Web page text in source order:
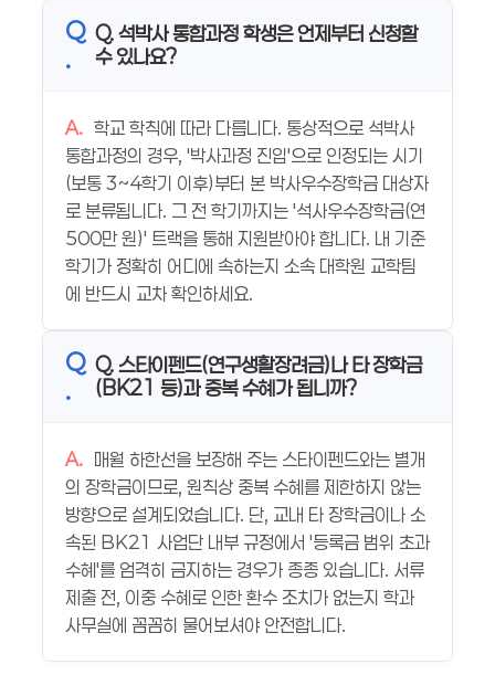
Q. 석박사 통합과정 학생은 언제부터 신청할
수 있나요?
학교 학칙에 따라 다릅니다. 통상적으로 석박사
통합과정의 경우, '박사과정 진입'으로 인정되는 시기
(보통 3~4학기 이후)부터 본 박사우수장학금 대상자
로 분류됩니다. 그 전 학기까지는 '석사우수장학금(연
500만 원)' 트랙을 통해 지원받아야 합니다. 내 기준
학기가 정확히 어디에 속하는지 소속 대학원 교학팀
에 반드시 교차 확인하세요.
Q. 스타이펜드(연구생활장려금)나 타 장학금
(BK21 등)과 중복 수혜가 됩니까?
매월 하한선을 보장해 주는 스타이펜드와는 별개
의 장학금이므로, 원칙상 중복 수혜를 제한하지 않는
방향으로 설계되었습니다. 단, 교내 타 장학금이나 소
속된 BK21 사업단 내부 규정에서 '등록금 범위 초과
수혜'를 엄격히 금지하는 경우가 종종 있습니다. 서류
제출 전, 이중 수혜로 인한 환수 조치가 없는지 학과
사무실에 꼼꼼히 물어보셔야 안전합니다.